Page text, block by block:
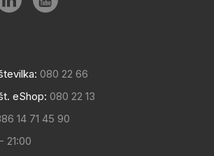
080 22 66
eShop: 080 22 13
14 71 45 90
21:00